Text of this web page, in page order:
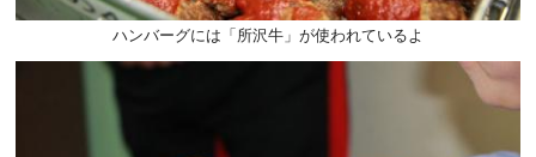
ハンバーグには「所沢牛」が使われているよ